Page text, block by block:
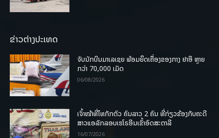
ຂ່າວຕ່າງປະເທດ
ຈັບນັກບິນມາເລເຊຍ ພ້ອມຍຶດເຄື່ອງຂອງກາງ ຢາອີ ຫຼາຍ
ກວ່າ 70,000 ເມັດ
06/08/2026
ເຈົ້າໜ້າທີ່ໄທກັກຕົວ ຄົນລາວ 2 ຄົນ ທີ່ກ່ຽວຂ້ອງກັບຄະດີ
ສາວແອລັກລອບເຮໂຣອີນເຂົ້າອົດສະຕາລີ
16/07/2026